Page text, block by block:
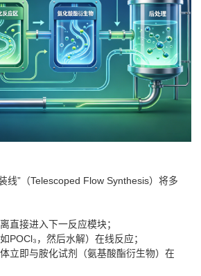
线”（Telescoped Flow Synthesis）将多
直接进入下一反应模块；
POCl₃，然后水解）在线反应；
立即与胺化试剂（氨基酸酯衍生物）在